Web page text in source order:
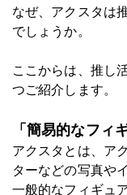
なぜ、アクスタは
でしょうか。
ここからは、推し
つご紹介します。
「簡易的なフィ
アクスタとは、ア
ターなどの写真や
一般的なフィギュ